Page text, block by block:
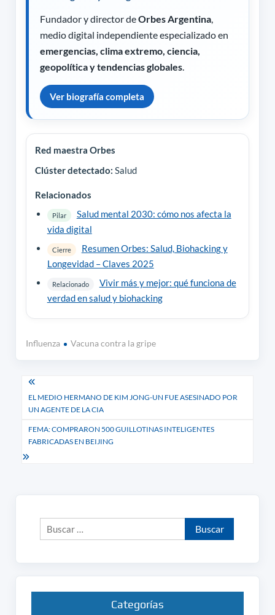
Fundador y director deOrbes Argentina,
medio digital independiente especializado en
emergencias, clima extremo, ciencia,
geopolítica y tendencias globales.
Ver biografía completa
Red maestra Orbes
Clúster detectado: Salud
Relacionados
Pilar
Salud mental 2030: cómo nos afecta la
vida digital
Cierre
Resumen Orbes: Salud, Biohacking y
Longevidad – Claves 2025
Relacionado
Vivir más y mejor: qué funciona de
verdad en salud y biohacking
Influenza Vacuna contra la gripe
Navegación
de
entradas
EL MEDIO HERMANO DE KIM JONG-UN FUE ASESINADO POR
UN AGENTE DE LA CIA
FEMA: COMPRARON 500 GUILLOTINAS INTELIGENTES
FABRICADAS EN BEIJING
Buscar:
Categorías